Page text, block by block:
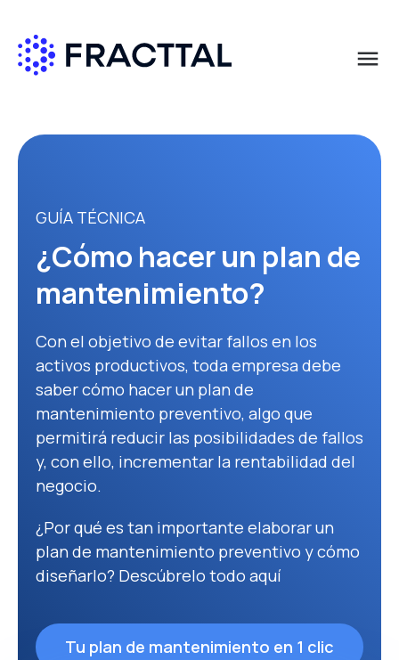
menu
GUÍA TÉCNICA
¿Cómo hacer un plan de
mantenimiento?
Con el objetivo de evitar fallos en los
activos productivos, toda empresa debe
saber cómo hacer un plan de
mantenimiento preventivo, algo que
permitirá reducir las posibilidades de fallos
y, con ello, incrementar la rentabilidad del
negocio.
¿Por qué es tan importante elaborar un
plan de mantenimiento preventivo y cómo
diseñarlo? Descúbrelo todo aquí
Tu plan de mantenimiento en 1 clic